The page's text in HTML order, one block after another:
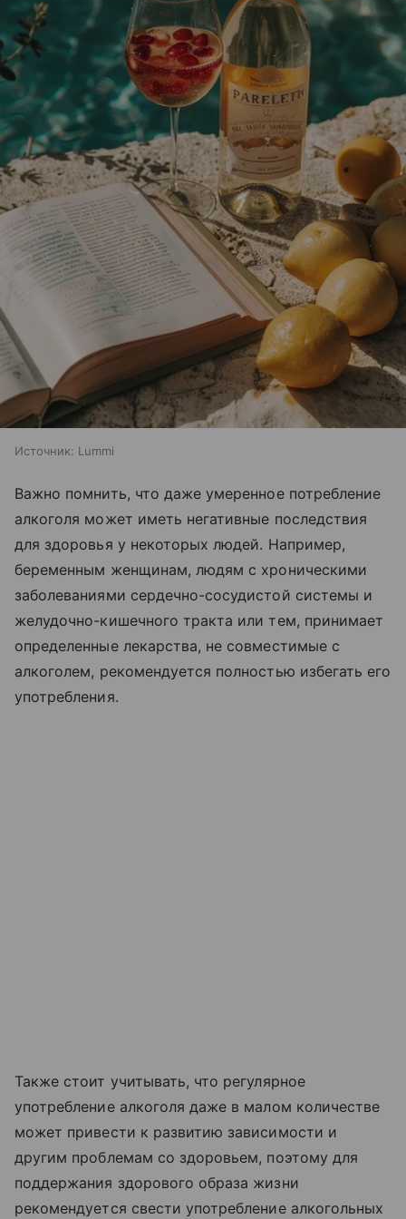
Источник: Lummi
Важно помнить, что даже умеренное потребление
алкоголя может иметь негативные последствия
для здоровья у некоторых людей. Например,
беременным женщинам, людям с хроническими
заболеваниями сердечно-сосудистой системы и
желудочно-кишечного тракта или тем, принимает
определенные лекарства, не совместимые с
алкоголем, рекомендуется полностью избегать его
употребления.
Также стоит учитывать, что регулярное
употребление алкоголя даже в малом количестве
может привести к развитию зависимости и
другим проблемам со здоровьем, поэтому для
поддержания здорового образа жизни
рекомендуется свести употребление алкогольных